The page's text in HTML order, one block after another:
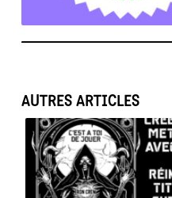
AUTRES ARTICLES